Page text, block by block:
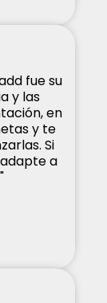
fue su
y las
en
y te
Si
a